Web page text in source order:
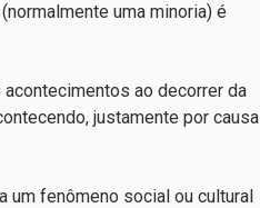
uma minoria) é
ao decorrer da
justamente por causa
um fenômeno social ou cultural